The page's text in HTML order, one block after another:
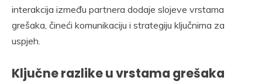
interakcija između partnera dodaje slojeve vrstama
grešaka, čineći komunikaciju i strategiju ključnima za
uspjeh.
Ključne razlike u vrstama grešaka